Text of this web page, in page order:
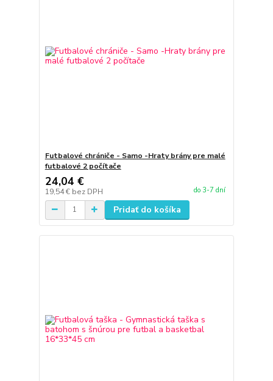
Futbalové chrániče - Samo -Hraty brány pre malé
futbalové 2 počítače
24,04 €
19,54 € bez DPH do 3-7 dní
Pridať do košíka